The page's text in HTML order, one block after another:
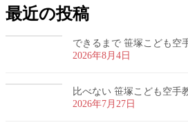
最近の投稿
できるまで 笹塚こども空
2026年8月4日
比べない 笹塚こども空手
2026年7月27日